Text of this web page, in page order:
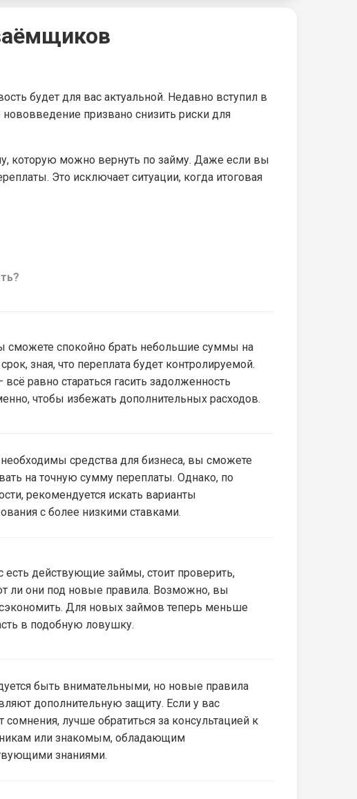
будет для вас актуальной. Недавно вступил в
призвано снизить риски для
которую можно вернуть по займу. Даже если вы
Это исключает ситуации, когда итоговая
сможете спокойно брать небольшие суммы на
зная, что переплата будет контролируемой.
всё равно стараться гасить задолженность
чтобы избежать дополнительных расходов.
средства для бизнеса, вы сможете
на точную сумму переплаты. Однако, по
рекомендуется искать варианты
с более низкими ставками.
есть действующие займы, стоит проверить,
ли они под новые правила. Возможно, вы
Для новых займов теперь меньше
в подобную ловушку.
быть внимательными, но новые правила
дополнительную защиту. Если у вас
сомнения, лучше обратиться за консультацией к
или знакомым, обладающим
знаниями.